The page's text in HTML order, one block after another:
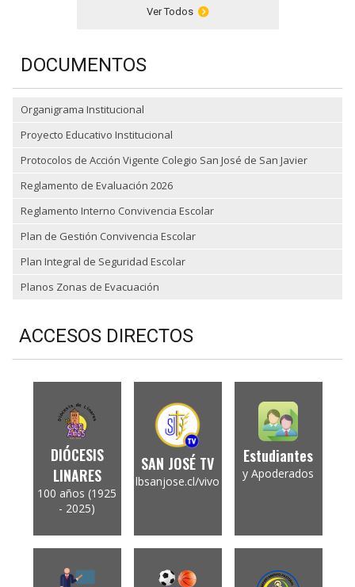
Ver Todos
DOCUMENTOS
Organigrama Institucional
Proyecto Educativo Institucional
Protocolos de Acción Vigente Colegio San José de San Javier
Reglamento de Evaluación 2026
Reglamento Interno Convivencia Escolar
Plan de Gestión Convivencia Escolar
Plan Integral de Seguridad Escolar
Planos Zonas de Evacuación
ACCESOS DIRECTOS
DIÓCESIS
LINARES
100 años (1925
- 2025)
SAN JOSÉ TV
lbsanjose.cl/vivo
Estudiantes
y Apoderados